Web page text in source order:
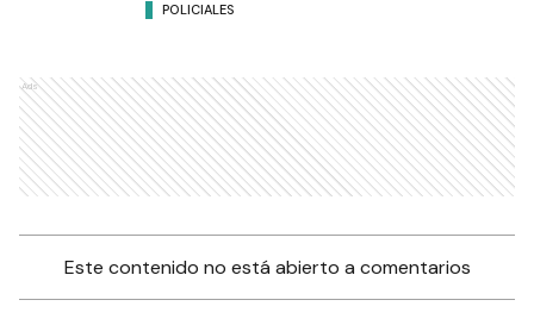
POLICIALES
Ads
Este contenido no está abierto a comentarios